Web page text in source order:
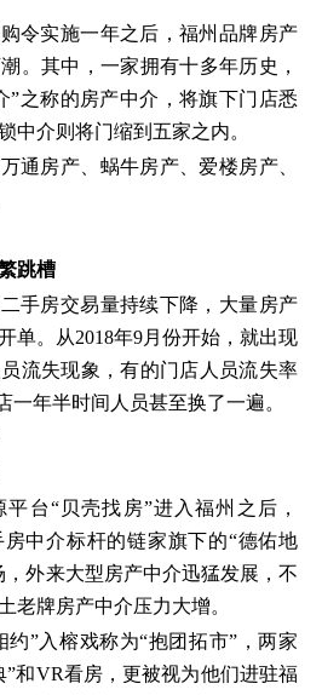
令实施一年之后，福州品牌房产
。其中，一家拥有十多年历史，
”之称的房产中介，将旗下门店悉
中介则将门缩到五家之内。
通房产、蜗牛房产、爱楼房产、
跳槽
手房交易量持续下降，大量房产
单。从2018年9月份开始，就出现
流失现象，有的门店人员流失率
一年半时间人员甚至换了一遍。
台“贝壳找房”进入福州之后，
房中介标杆的链家旗下的“德佑地
，外来大型房产中介迅猛发展，不
老牌房产中介压力大增。
约”入榕戏称为“抱团拓市”，两家
”和VR看房，更被视为他们进驻福